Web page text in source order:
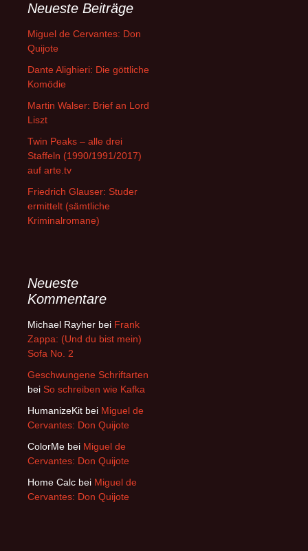
Neueste Beiträge
Miguel de Cervantes: Don
Quijote
Dante Alighieri: Die göttliche
Komödie
Martin Walser: Brief an Lord
Liszt
Twin Peaks – alle drei
Staffeln (1990/1991/2017)
auf arte.tv
Friedrich Glauser: Studer
ermittelt (sämtliche
Kriminalromane)
Neueste
Kommentare
Michael Rayher bei Frank
Zappa: (Und du bist mein)
Sofa No. 2
Geschwungene Schriftarten
bei So schreiben wie Kafka
HumanizeKit bei Miguel de
Cervantes: Don Quijote
ColorMe bei Miguel de
Cervantes: Don Quijote
Home Calc bei Miguel de
Cervantes: Don Quijote